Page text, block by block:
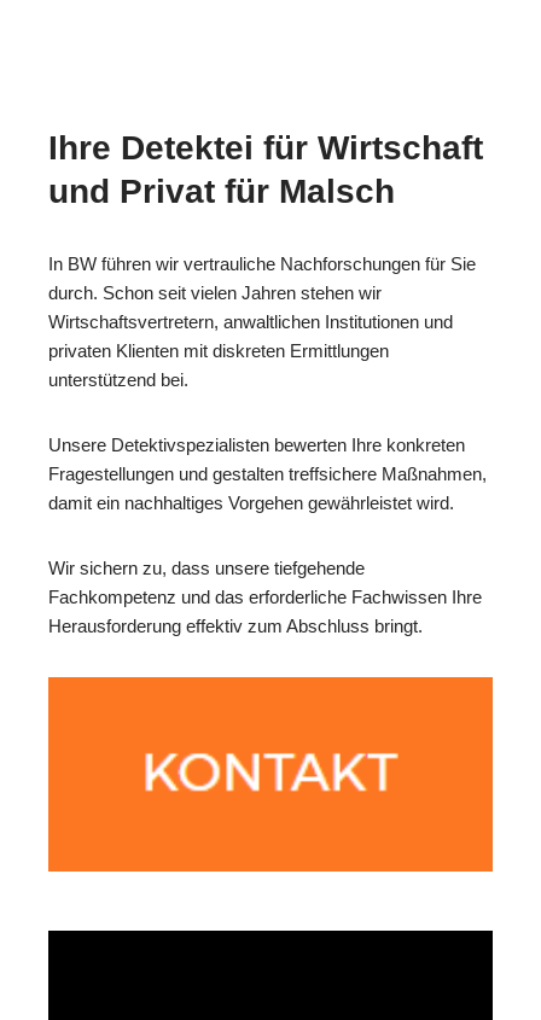
Ihre Detektei für Wirtschaft
und Privat für Malsch
In BW führen wir vertrauliche Nachforschungen für Sie
durch. Schon seit vielen Jahren stehen wir
Wirtschaftsvertretern, anwaltlichen Institutionen und
privaten Klienten mit diskreten Ermittlungen
unterstützend bei.
Unsere Detektivspezialisten bewerten Ihre konkreten
Fragestellungen und gestalten treffsichere Maßnahmen,
damit ein nachhaltiges Vorgehen gewährleistet wird.
Wir sichern zu, dass unsere tiefgehende
Fachkompetenz und das erforderliche Fachwissen Ihre
Herausforderung effektiv zum Abschluss bringt.